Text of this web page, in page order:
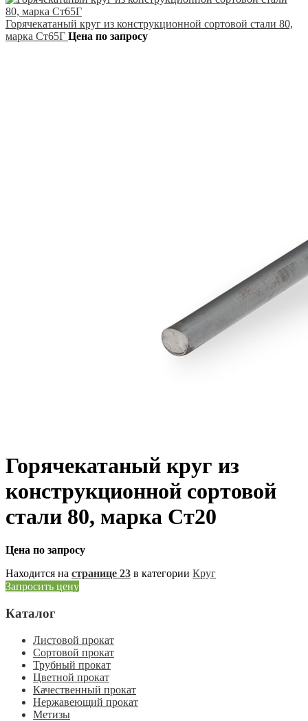
Горячекатаный круг из конструкционной сортовой стали 80,
марка Ст65Г Цена по запросу
Горячекатаный круг из
конструкционной сортовой
стали 80, марка Ст20
Цена по запросу
Находится на странице 23 в категории Круг
Запросить цену
Каталог
Листовой прокат
Сортовой прокат
Трубный прокат
Цветной прокат
Качественный прокат
Нержавеющий прокат
Метизы